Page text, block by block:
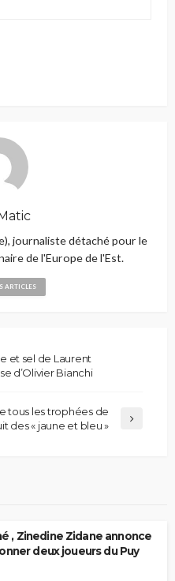
journaliste détaché pour le
de l'Europe de l'Est.
ARTICLES
et sel de Laurent
d’Olivier Bianchi
tous les trophées de
des « jaune et bleu »
, Zinedine Zidane annonce
deux joueurs du Puy